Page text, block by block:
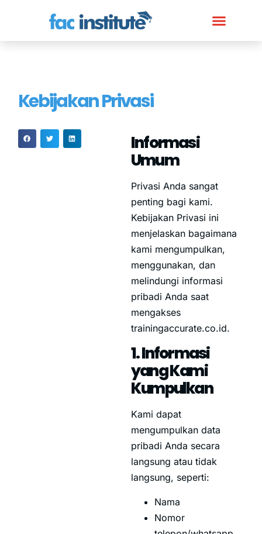
Kebijakan Privasi
Informasi
Umum
Privasi Anda sangat
penting bagi kami.
Kebijakan Privasi ini
menjelaskan bagaimana
kami mengumpulkan,
menggunakan, dan
melindungi informasi
pribadi Anda saat
mengakses
trainingaccurate.co.id.
1. Informasi
yang Kami
Kumpulkan
Kami dapat
mengumpulkan data
pribadi Anda secara
langsung atau tidak
langsung, seperti:
Nama
Nomor